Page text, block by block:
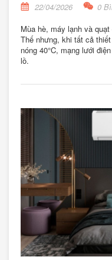
22/04/2026 0
Mùa hè, máy lạnh và
Thế nhưng, khi tất cả
nóng 40°C, mạng lưới
lồ.